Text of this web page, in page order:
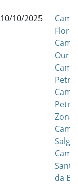
10/10/2025
Zona
da